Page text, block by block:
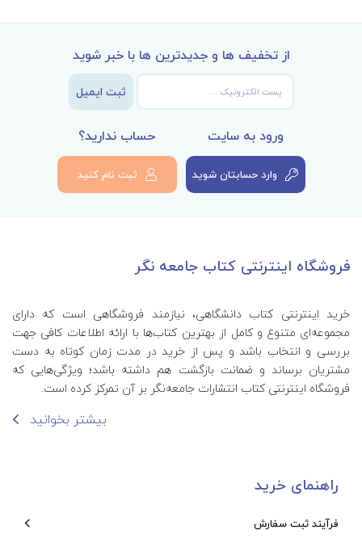
از تخفیف ها و جدیدترین ها با خبر شوید
ثبت ایمیل
ورود به سایت
وارد حسابتان شوید
حساب ندارید؟
ثبت نام کنید
فروشگاه اینترنتی کتاب جامعه نگر
خرید اینترنتی کتاب‌ دانشگاهی، نیازمند فروشگاهی است که دارای
مجموعه‌ای متنوع و کامل از بهترین کتاب‌ها با ارائه اطلاعات کافی جهت
بررسی و انتخاب باشد و پس از خرید در مدت زمان کوتاه به دست
مشتریان برساند و ضمانت بازگشت هم داشته باشد؛ ویژگی‌هایی که
فروشگاه اینترنتی کتاب انتشارات جامعه‌نگر بر آن تمرکز کرده است.
بیشتر بخوانید
راهنمای خرید
فرآیند ثبت سفارش